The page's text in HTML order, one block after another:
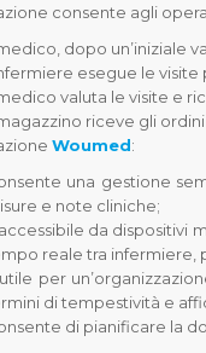
consente agli
dopo un’iniziale
esegue le
valuta le visite e
riceve gli
Woumed:
una gestione
e note cliniche;
da dispositivi
reale tra infermiere,
per
di tempestività e
di pianificare la